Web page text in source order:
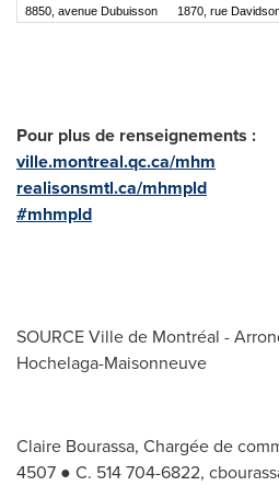
8850, avenue Dubuisson
1870, rue
Pour plus de renseignements :
ville.montreal.qc.ca/mhm
realisonsmtl.ca/mhmpld
#mhmpld
SOURCE Ville de Montréal -
Hochelaga-Maisonneuve
Claire Bourassa, Chargée de
4507 ● C. 514 704-6822,